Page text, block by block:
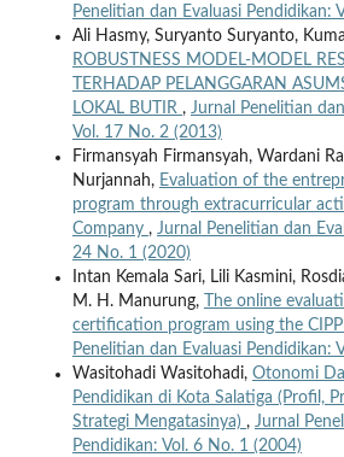
Penelitian dan Evaluasi Pendidikan:
Ali Hasmy, Suryanto Suryanto,
ROBUSTNESS MODEL-MODEL
TERHADAP PELANGGARAN
LOKAL BUTIR , Jurnal Penelitian
Vol. 17 No. 2 (2013)
Firmansyah Firmansyah, Wardani
Nurjannah, Evaluation of the
program through extracurricular
Company , Jurnal Penelitian dan
24 No. 1 (2020)
Intan Kemala Sari, Lili Kasmini,
M. H. Manurung,
The online
certification program using the
Penelitian dan Evaluasi Pendidikan:
Wasitohadi Wasitohadi, Otonomi
Pendidikan di Kota Salatiga (Profil,
Strategi Mengatasinya) , Jurnal
Pendidikan: Vol. 6 No. 1 (2004)